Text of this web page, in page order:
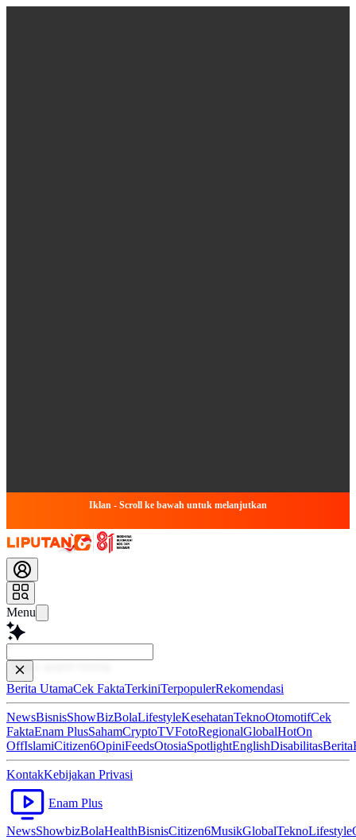
Iklan - Scroll ke bawah untuk melanjutkan
Menu
Baca
Berita UtamaCek FaktaTerkiniTerpopulerRekomendasi
NewsBisnisShowBizBolaLifestyleKesehatanTeknoOtomotifCek
FaktaEnam PlusSahamCryptoTVFotoRegionalGlobalHotOn
OffIslamiCitizen6OpiniFeedsOtosiaSpotlightEnglishDisabilitasBerita
KontakKebijakan Privasi
Enam Plus
NewsShowbizBolaHealthBisnisCitizen6MusikGlobalTeknoLifestyle